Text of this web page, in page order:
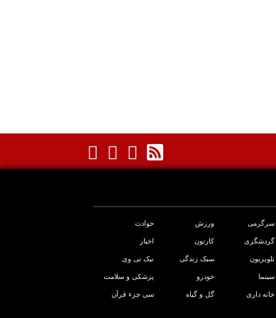
سرگرمی ورزش حوادث
گردشگری کارتون اخبار
تلویزیون سبک زندگی نیک تی وی
سینما خودرو پزشکی و سلامت
خانه داری گل و گیاه سی جزء قرآن